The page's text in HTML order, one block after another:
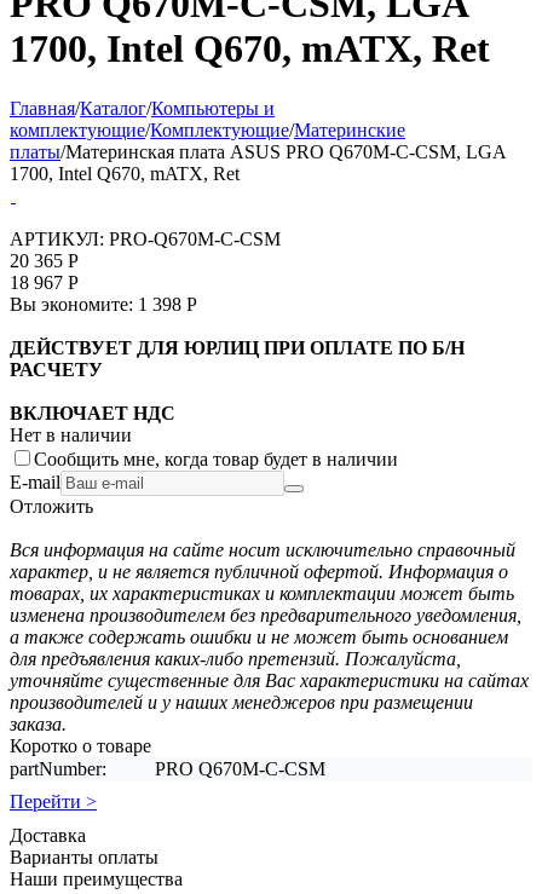
1700, Intel Q670, mATX, Ret
Главная/Каталог/Компьютеры и
комплектующие/Комплектующие/Материнские
платы/Материнская плата ASUS PRO Q670M-C-CSM, LGA
1700, Intel Q670, mATX, Ret
АРТИКУЛ: PRO-Q670M-C-CSM
20 365 Р
18 967 Р
Вы экономите: 1 398 Р
ДЕЙСТВУЕТ ДЛЯ ЮРЛИЦ ПРИ ОПЛАТЕ ПО Б/Н
РАСЧЕТУ
ВКЛЮЧАЕТ НДС
Нет в наличии
Сообщить мне, когда товар будет в наличии
E-mail
Отложить
Вся информация на сайте носит исключительно справочный
характер, и не является публичной офертой. Информация о
товарах, их характеристиках и комплектации может быть
изменена производителем без предварительного уведомления,
а также содержать ошибки и не может быть основанием
для предъявления каких-либо претензий. Пожалуйста,
уточняйте существенные для Вас характеристики на сайтах
производителей и у наших менеджеров при размещении
заказа.
Коротко о товаре
partNumber:
PRO Q670M-C-CSM
Перейти >
Доставка
Варианты оплаты
Наши преимущества